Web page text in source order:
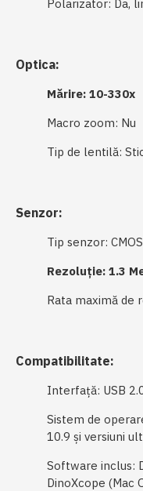
Polarizator: Da,
Optica:
Mărire: 10-330x
Macro zoom: Nu
Tip de lentilă:
Senzor:
Tip senzor: CMOS
Rezoluție: 1.3
Rata maximă de
Compatibilitate:
Interfață: USB
Sistem de
10.9 și versiuni
Software inclus:
DinoXcope (Mac